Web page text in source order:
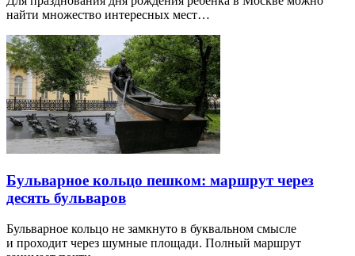
найти множество интересных мест…
Бульварное кольцо пешком: маршрут через
десять бульваров
Бульварное кольцо не замкнуто в буквальном смысле
и проходит через шумные площади. Полный маршрут